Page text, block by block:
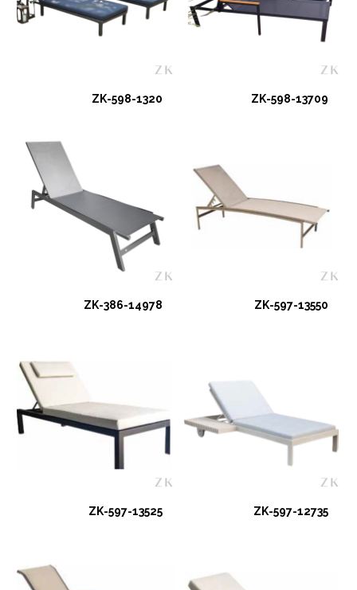
ZK-598-1320 ZK-598-13709
ZK-386-14978 ZK-597-13550
ZK-597-13525 ZK-597-12735